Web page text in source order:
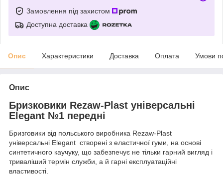
Замовлення під захистом
Доступна доставка
Опис Характеристики Доставка Оплата Умови
Опис
Бризковики Rezaw-Plast універсальні
Elegant №1 передні
Бризговики від польського виробника Rezaw-Plast
універсальні Elegant створені з еластичної гуми, на основі
синтетичного каучуку, що забезпечує не тільки гарний вигляд і
триваліший термін служби, а й гарні експлуатаційні
властивості.